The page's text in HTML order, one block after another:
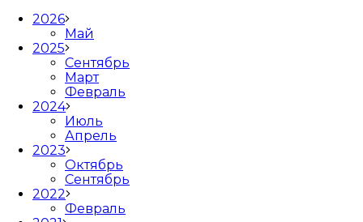
2026
Май
2025
Сентябрь
Март
Февраль
2024
Июль
Апрель
2023
Октябрь
Сентябрь
2022
Февраль